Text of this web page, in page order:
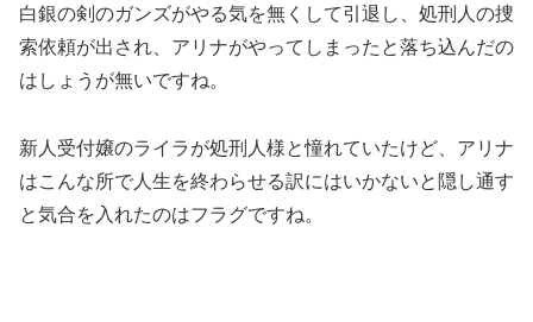
白銀の剣のガンズがやる気を無くして引退し、処刑人の捜
索依頼が出され、アリナがやってしまったと落ち込んだの
はしょうが無いですね。
新人受付嬢のライラが処刑人様と憧れていたけど、アリナ
はこんな所で人生を終わらせる訳にはいかないと隠し通す
と気合を入れたのはフラグですね。